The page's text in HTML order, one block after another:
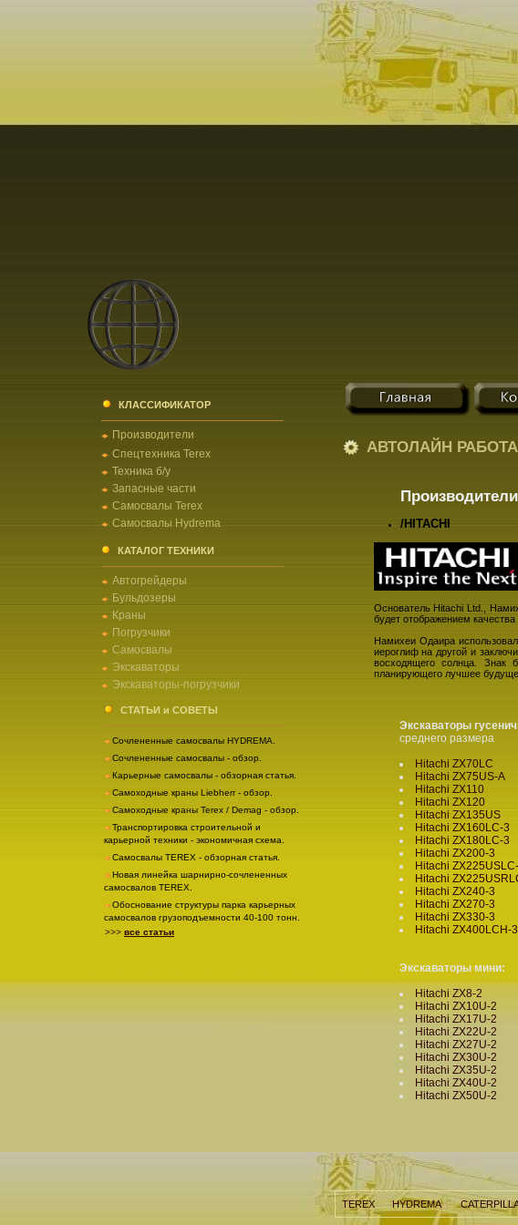
КЛАССИФИКАТОР
Производители
Спецтехника Terex
Техника б/у
Запасные части
Самосвалы Terex
Самосвалы Hydrema
КАТАЛОГ ТЕХНИКИ
Автогрейдеры
Бульдозеры
Краны
Погрузчики
Самосвалы
Экскаваторы
Экскаваторы-погрузчики
СТАТЬИ и СОВЕТЫ
Сочлененные самосвалы HYDREMA.
Сочлененные самосвалы - обзор.
Карьерные самосвалы - обзорная статья.
Самоходные краны Liebherr - обзор.
Самоходные краны Terex / Demag - обзор.
Транспортировка строительной и
карьерной техники - экономичная схема.
Самосвалы TEREX - обзорная статья.
Новая линейка шарнирно-сочлененных
самосвалов TEREX.
Обоснование структуры парка карьерных
самосвалов грузоподъемности 40-100 тонн.
>>> все статьи
АВТОЛАЙН
Производители
/HITACHI
Основатель Hitachi Ltd.,
будет отображением
Намихеи Одаира
иероглиф на другой и
восходящего солнца. Знак
планирующего лучшее
Экскаваторы
среднего размера
Hitachi ZX70LC
Hitachi ZX75US-A
Hitachi ZX110
Hitachi ZX120
Hitachi ZX135US
Hitachi ZX160LC-3
Hitachi ZX180LC-3
Hitachi ZX200-3
Hitachi
Hitachi
Hitachi ZX240-3
Hitachi ZX270-3
Hitachi ZX330-3
Hitachi ZX400LCH-3
Экскаваторы мини:
Hitachi ZX8-2
Hitachi ZX10U-2
Hitachi ZX17U-2
Hitachi ZX22U-2
Hitachi ZX27U-2
Hitachi ZX30U-2
Hitachi ZX35U-2
Hitachi ZX40U-2
Hitachi ZX50U-2
TEREX HYDREMA